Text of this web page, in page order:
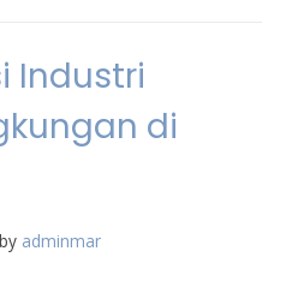
Industri
di
by adminmar